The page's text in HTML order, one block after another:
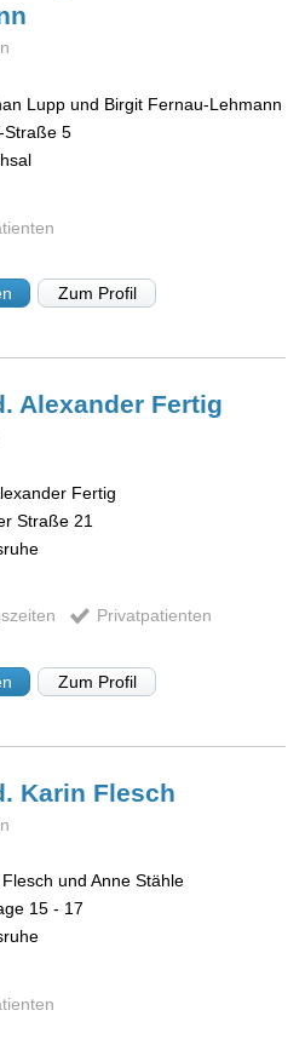
Lupp und Birgit Fernau-Lehmann
Straße 5
Zum Profil
Alexander Fertig
Fertig
Straße 21
Privatpatienten
Zum Profil
Karin Flesch
und Anne Stähle
15 - 17